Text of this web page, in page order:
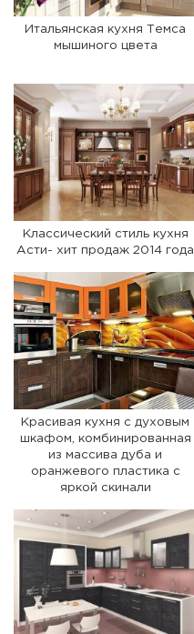
Итальянская кухня Темса
мышиного цвета
Классический стиль кухня
Асти- хит продаж 2014 года
Красивая кухня с духовым
шкафом, комбинированная
из массива дуба и
оранжевого пластика с
яркой скинали